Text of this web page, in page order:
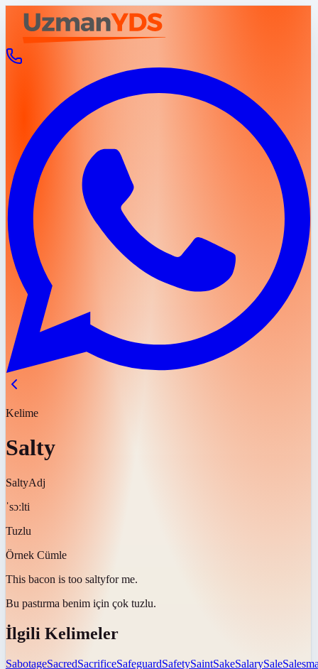
Kelime
Salty
SaltyAdj
ˈsɔːlti
Tuzlu
Örnek Cümle
This bacon is too saltyfor me.
Bu pastırma benim için çok tuzlu.
İlgili Kelimeler
SabotageSacredSacrificeSafeguardSafetySaintSakeSalarySale